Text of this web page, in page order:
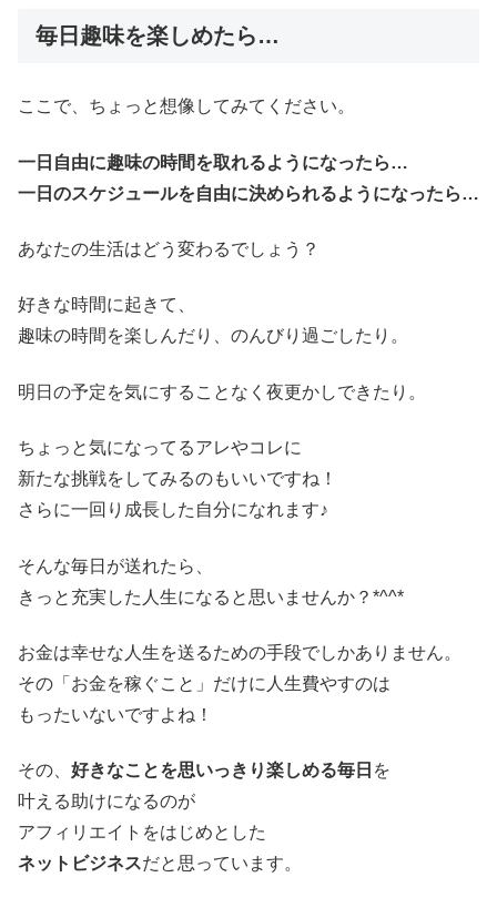
毎日趣味を楽しめたら…
ここで、ちょっと想像してみてください。
一日自由に趣味の時間を取れるようになったら…
一日のスケジュールを自由に決められるようになったら…
あなたの生活はどう変わるでしょう？
好きな時間に起きて、
趣味の時間を楽しんだり、のんびり過ごしたり。
明日の予定を気にすることなく夜更かしできたり。
ちょっと気になってるアレやコレに
新たな挑戦をしてみるのもいいですね！
さらに一回り成長した自分になれます♪
そんな毎日が送れたら、
きっと充実した人生になると思いませんか？*^^*
お金は幸せな人生を送るための手段でしかありません。
その「お金を稼ぐこと」だけに人生費やすのは
もったいないですよね！
その、 好きなことを思いっきり楽しめる毎日 を
叶える助けになるのが
アフィリエイトをはじめとした
ネットビジネスだと思っています。